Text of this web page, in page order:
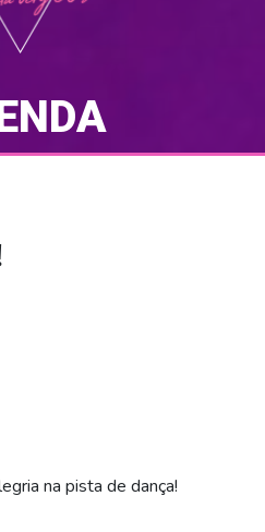
na pista de dança!